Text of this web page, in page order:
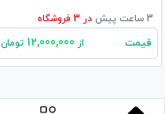
3 ساعت پیش در فروشگاه
قیمت از تومان